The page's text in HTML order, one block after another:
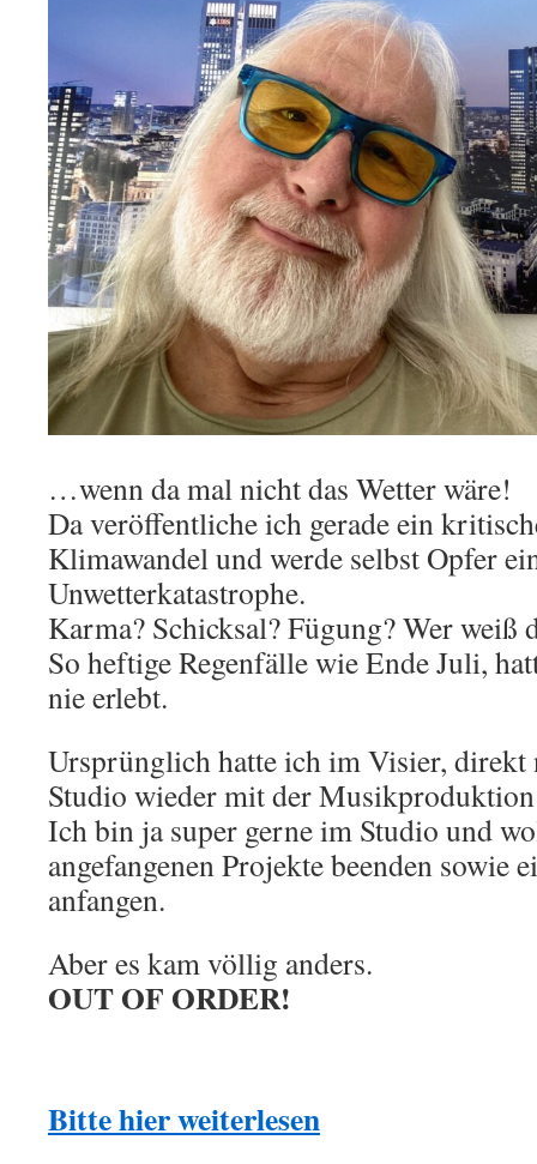
…wenn da mal nicht das Wetter wäre!
Da veröffentliche ich gerade ein
Klimawandel und werde selbst Opfer
Unwetterkatastrophe.
Karma? Schicksal? Fügung? Wer weiß
So heftige Regenfälle wie Ende Juli,
nie erlebt.
Ursprünglich hatte ich im Visier, direkt
Studio wieder mit der
Ich bin ja super gerne im Studio und
angefangenen Projekte beenden sowie
anfangen.
Aber es kam völlig anders.
OUT OF ORDER!
Bitte hier weiterlesen